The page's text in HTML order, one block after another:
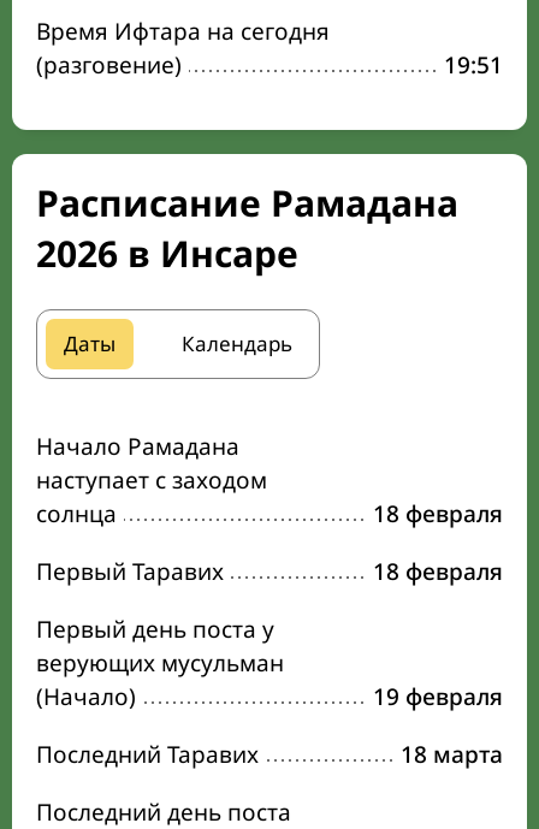
Время Ифтара на сегодня
(разговение)
19:51
Расписание Рамадана
2026 в Инсаре
Даты Календарь
Начало Рамадана
наступает с заходом
солнца
18 февраля
Первый Таравих
18 февраля
Первый день поста у
верующих мусульман
(Начало)
19 февраля
Последний Таравих
18 марта
Последний день поста